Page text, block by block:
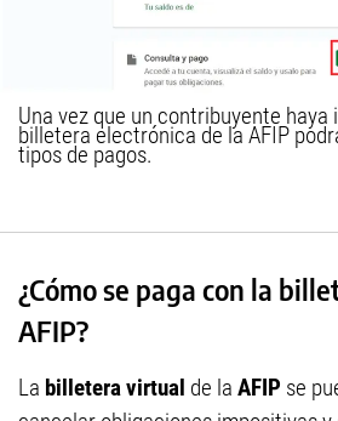
Una vez que un contribuyente haya
billetera electrónica de la AFIP
tipos de pagos.
¿Cómo se paga con la
AFIP?
La billetera virtual de la AFIP se